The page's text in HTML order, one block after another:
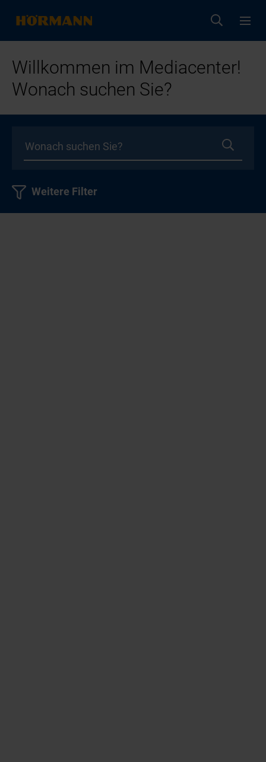
Willkommen im Mediacenter!
Wonach suchen Sie?
Weitere Filter